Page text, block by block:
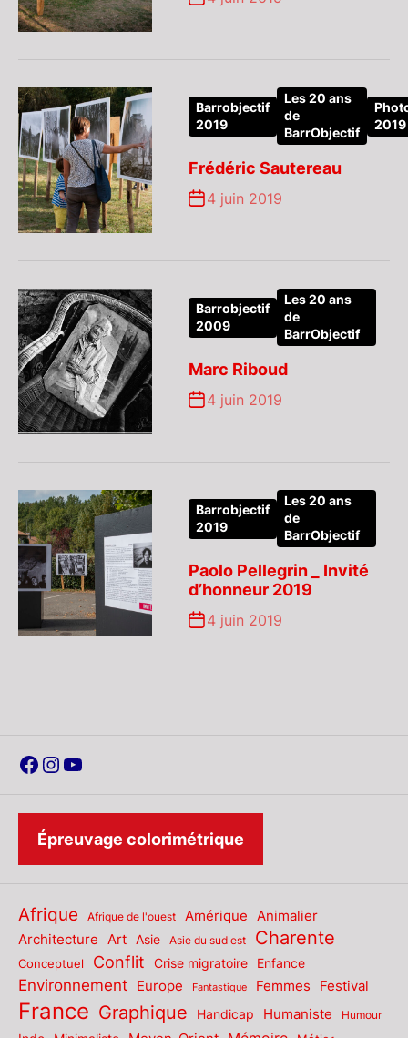
Barrobjectif
2019
Les 20 ans
de
BarrObjectif
2019
Frédéric Sautereau
4 juin 2019
Barrobjectif
2009
Les 20 ans
de
BarrObjectif
Marc Riboud
4 juin 2019
Barrobjectif
2019
Les 20 ans
de
BarrObjectif
Paolo Pellegrin _ Invité
d’honneur 2019
4 juin 2019
Facebook
Instagram
YouTube
Épreuvage colorimétrique
Afrique Afrique de l'ouest Amérique Animalier
Architecture
Art Asie Asie du sud est Charente
Conceptuel Conflit Crise migratoire Enfance
Environnement Europe Fantastique Femmes Festival
France Graphique Handicap Humaniste Humour